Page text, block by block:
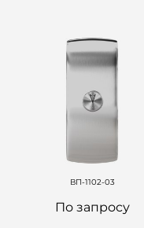
ВП-1102-03
По запросу